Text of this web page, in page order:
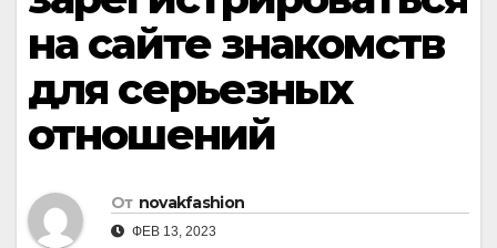
на сайте знакомств
для серьезных
отношений
От novakfashion
ФЕВ 13, 2023